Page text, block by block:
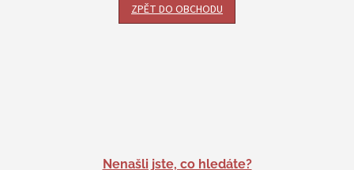
ZPĚT DO OBCHODU
Nenašli jste, co hledáte?